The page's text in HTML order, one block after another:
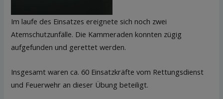
Im laufe des Einsatzes ereignete sich noch zwei
Atemschutzunfälle. Die Kammeraden konnten zügig
aufgefunden und gerettet werden.
Insgesamt waren ca. 60 Einsatzkräfte vom Rettungsdienst
und Feuerwehr an dieser Übung beteiligt.